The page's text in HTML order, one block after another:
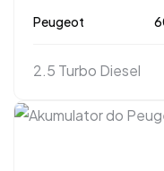
Peugeot
2.5 Turbo Diesel